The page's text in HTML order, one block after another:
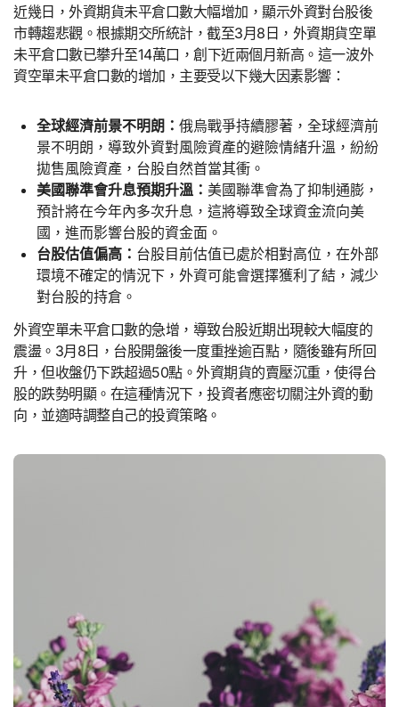
近幾日，外資期貨未平倉口數大幅增加，顯示外資對台股後
市轉趨悲觀。根據期交所統計，截至3月8日，外資期貨空單
未平倉口數已攀升至14萬口，創下近兩個月新高。這一波外
資空單未平倉口數的增加，主要受以下幾大因素影響：
全球經濟前景不明朗： 俄烏戰爭持續膠著，全球經濟前
景不明朗，導致外資對風險資產的避險情緒升溫，紛紛
拋售風險資產，台股自然首當其衝。
美國聯準會升息預期升溫： 美國聯準會為了抑制通膨，
預計將在今年內多次升息，這將導致全球資金流向美
國，進而影響台股的資金面。
台股估值偏高： 台股目前估值已處於相對高位，在外部
環境不確定的情況下，外資可能會選擇獲利了結，減少
對台股的持倉。
外資空單未平倉口數的急增，導致台股近期出現較大幅度的
震盪。3月8日，台股開盤後一度重挫逾百點，隨後雖有所回
升，但收盤仍下跌超過50點。外資期貨的賣壓沉重，使得台
股的跌勢明顯。在這種情況下，投資者應密切關注外資的動
向，並適時調整自己的投資策略。